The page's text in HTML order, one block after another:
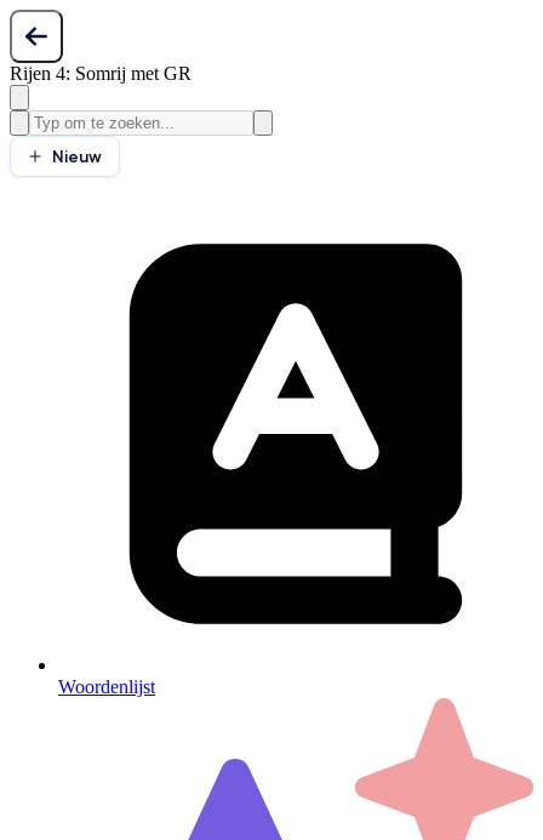
Rijen 4: Somrij met GR
Nieuw
Woordenlijst